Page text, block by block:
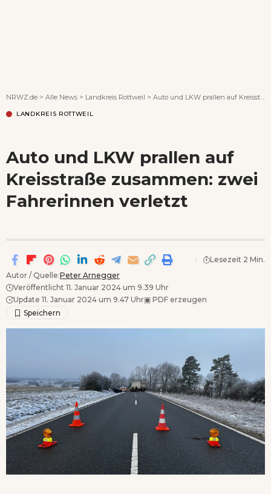
NRWZ.de > Alle News > Landkreis Rottweil > Auto und LKW prallen auf Kreisstraße zusammen: zwei Fahrerinnen verletzt
LANDKREIS ROTTWEIL
Auto und LKW prallen auf
Kreisstraße zusammen: zwei
Fahrerinnen verletzt
Autor / Quelle:Peter Arnegger
Veröffentlicht 11. Januar 2024 um 9.39 Uhr
Update 11. Januar 2024 um 9.47 Uhr▣ PDF erzeugen
Lesezeit 2 Min.